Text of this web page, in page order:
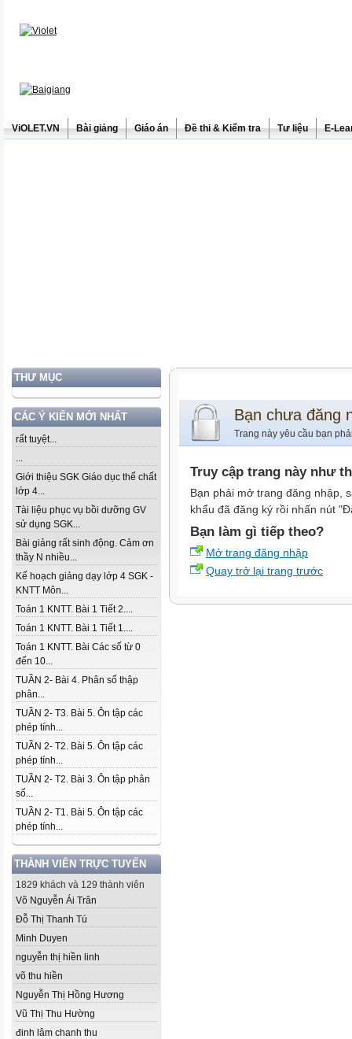
ViOLET.VN Bài giảng Giáo án Đề thi & Kiểm tra Tư liệu E-
THƯ MỤC
CÁC Ý KIẾN MỚI NHẤT
rất tuyệt...
...
Giới thiệu SGK Giáo dục thể chất
lớp 4...
Tài liệu phục vụ bồi dưỡng GV
sử dụng SGK...
Bài giảng rất sinh động. Cảm ơn
thầy N nhiều...
Kế hoạch giảng dạy lớp 4 SGK -
KNTT Môn...
Toán 1 KNTT. Bài 1 Tiết 2....
Toán 1 KNTT. Bài 1 Tiết 1....
Toán 1 KNTT. Bài Các số từ 0
đến 10...
TUẦN 2- Bài 4. Phân số thập
phân...
TUẦN 2- T3. Bài 5. Ôn tập các
phép tính...
TUẦN 2- T2. Bài 5. Ôn tập các
phép tính...
TUẦN 2- T2. Bài 3. Ôn tập phân
số...
TUẦN 2- T1. Bài 5. Ôn tập các
phép tính...
THÀNH VIÊN TRỰC TUYẾN
1829 khách và 129 thành viên
Võ Nguyễn Ái Trân
Đỗ Thị Thanh Tú
Minh Duyen
nguyễn thị hiền linh
võ thu hiền
Nguyễn Thị Hồng Hương
Vũ Thị Thu Hường
đinh lâm chanh thu
Bạn chưa đăng
Trang này yêu cầu bạn
Truy cập trang này như
Bạn phải mở trang đăng nhập,
khẩu đã đăng ký rồi nhấn nút
Bạn làm gì tiếp theo?
Mở trang đăng nhập
Quay trở lại trang trước